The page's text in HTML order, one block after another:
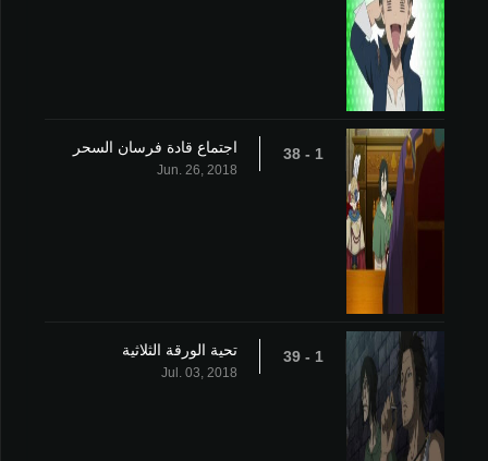
1 - 38 اجتماع قادة فرسان السحر
Jun. 26, 2018
1 - 39 تحية الورقة الثلاثية
Jul. 03, 2018